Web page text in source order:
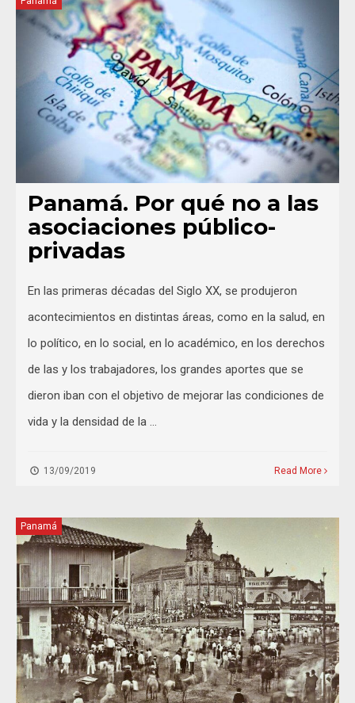
Panamá. Por qué no a las
asociaciones público-
privadas
En las primeras décadas del Siglo XX, se produjeron
acontecimientos en distintas áreas, como en la salud, en
lo político, en lo social, en lo académico, en los derechos
de las y los trabajadores, los grandes aportes que se
dieron iban con el objetivo de mejorar las condiciones de
vida y la densidad de la …
13/09/2019 Read More
Panamá